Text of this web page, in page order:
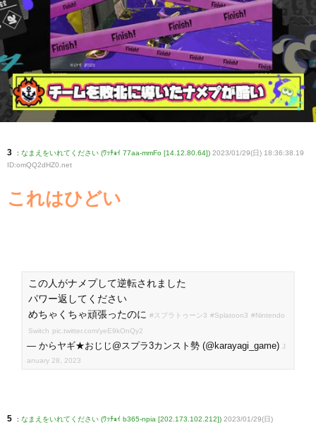
3 : なまえをいれてください (ﾜｯﾁｮｲ 77aa-mmFo [14.12.80.64]) 2023/01/29(日) 18:36:38.19
ID:omQQ2dHZ0 .net
これはひどい
この人がナメプして逆転されました
パワー返してください
めちゃくちゃ頑張ったのに #スプラトゥーン3 #Splatoon3 #Nintendo
Switch pic.twitter.com/yeE9kOnQy2
— からヤギ★おじじ@スプラ3カンスト勢 (@karayagi_game) J
anuary 28, 2023
5 : なまえをいれてください (ﾜｯﾁｮｲ b365-npia [202.173.102.212]) 2023/01/29(日)